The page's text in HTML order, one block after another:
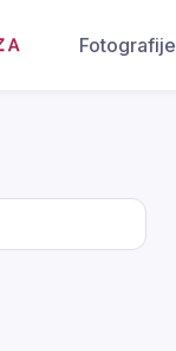
Fotografije